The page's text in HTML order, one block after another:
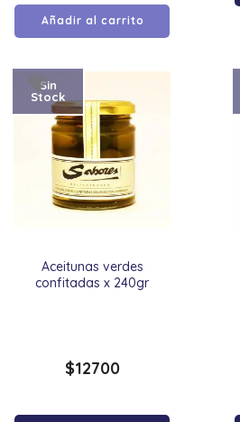
Añadir al carrito
Aceitunas verdes
confitadas x 240gr
Sin
Stock
$12700